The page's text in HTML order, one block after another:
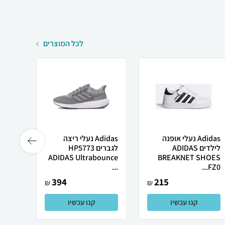
לכל המוצרים
Adidas נעלי אופנה
לילדים ADIDAS
BREAKNET SHOES
FZ0...
215
₪
קנו עכשיו
Adidas נעלי ריצה
לגברים HP5773
ADIDAS Ultrabounce
...
394
₪
קנו עכשיו